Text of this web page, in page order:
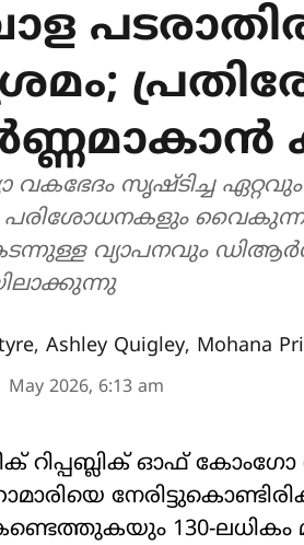
സൃഷ്ടിച്ച
പരിശോധനകളും
വ്യാപനവും
, Ashley Quigley, Mohana
May 2026, 6:13 am
റിപ്പബ്ലിക് ഓഫ്
130-ലധികം